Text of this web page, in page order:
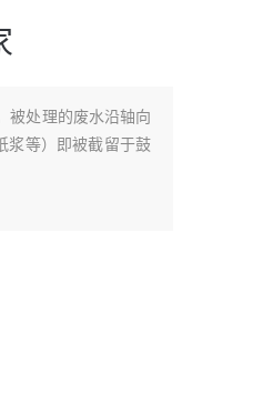
被处理的废水沿轴向
浆等）即被截留于鼓